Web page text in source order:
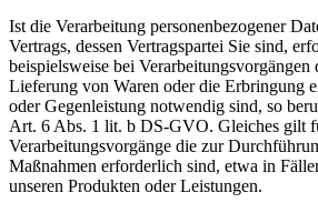
Ist die Verarbeitung personenbezogener
Vertrags, dessen Vertragspartei Sie sind,
beispielsweise bei
Lieferung von Waren oder die Erbringung
oder Gegenleistung notwendig sind, so
Art. 6 Abs. 1 lit. b DS-GVO. Gleiches gilt
Verarbeitungsvorgänge die zur
Maßnahmen erforderlich sind, etwa in
unseren Produkten oder Leistungen.